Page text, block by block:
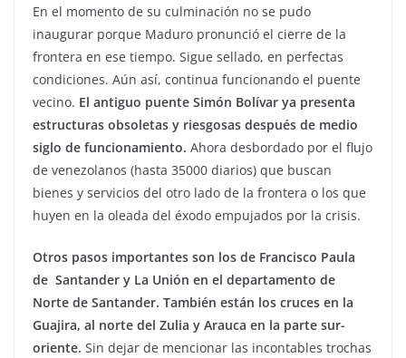
En el momento de su culminación no se pudo
inaugurar porque Maduro pronunció el cierre de la
frontera en ese tiempo. Sigue sellado, en perfectas
condiciones. Aún así, continua funcionando el puente
vecino. El antiguo puente Simón Bolívar ya presenta
estructuras obsoletas y riesgosas después de medio
siglo de funcionamiento. Ahora desbordado por el flujo
de venezolanos (hasta 35000 diarios) que buscan
bienes y servicios del otro lado de la frontera o los que
huyen en la oleada del éxodo empujados por la crisis.
Otros pasos importantes son los de Francisco Paula
de Santander y La Unión en el departamento de
Norte de Santander. También están los cruces en la
Guajira, al norte del Zulia y Arauca en la parte sur-
oriente. Sin dejar de mencionar las incontables trochas